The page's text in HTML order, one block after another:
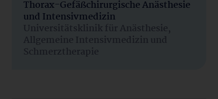
Thorax-Gefäßchirurgische Anästhesie
und Intensivmedizin
Universitätsklinik für Anästhesie,
Allgemeine Intensivmedizin und
Schmerztherapie